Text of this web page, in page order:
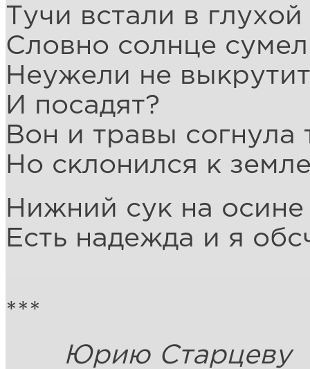
Тучи встали в
Словно солнце
Неужели не
И посадят?
Вон и травы согнула
Но склонился к
Нижний сук на
Есть надежда и я
***
Юрию Старцеву